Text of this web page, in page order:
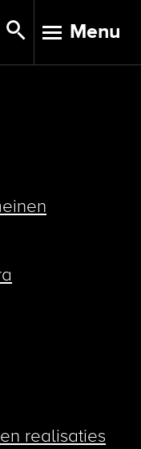
TOGGLE
Menu
realisaties